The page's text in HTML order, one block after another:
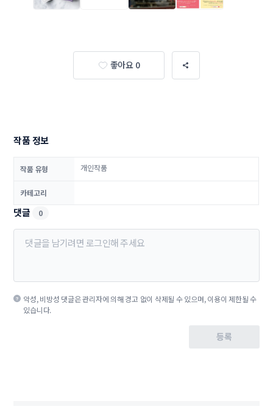
좋아요 0
작품 정보
작품 유형 개인작품
카테고리
댓글 0
악성, 비방성 댓글은 관리자에 의해 경고 없이 삭제될 수 있으며, 이용이 제한될 수
있습니다.
등록